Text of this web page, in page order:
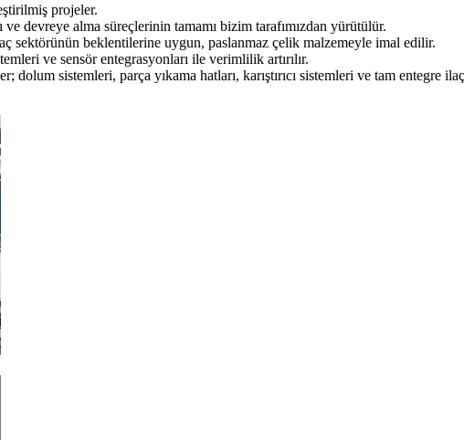
projeler.
ve devreye alma süreçlerinin tamamı bizim tarafımızdan yürütülür.
sektörünün beklentilerine uygun, paslanmaz çelik malzemeyle imal edilir.
ve sensör entegrasyonları ile verimlilik artırılır.
dolum sistemleri, parça yıkama hatları, karıştırıcı sistemleri ve tam entegre